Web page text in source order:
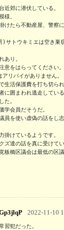
近郊に潜伏している。
様。
けたら不動産屋、警察
サトウキミエは空き巣
あり。
意をはらってください。
リバイがありません。
生活保護費を打ち切ら
に囲まわれ逃走している
た。
学会員だそうだ。
員を使い虚偽の話をし
掛けているようです。
ズ達の話を真に受けてい
板橋区議会は最低の区議
2022-11-10
習犯だった。